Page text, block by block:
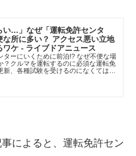
い…」なぜ「運転免許センタ
な所に多い？ アクセス悪い立地
ワケ - ライブドアニュース
ターにいくために前泊!? なぜ不便な場
？クルマを運転するのに必須な運転免
新、各種試験を受けるのになくてはな
によると、運転免許セン